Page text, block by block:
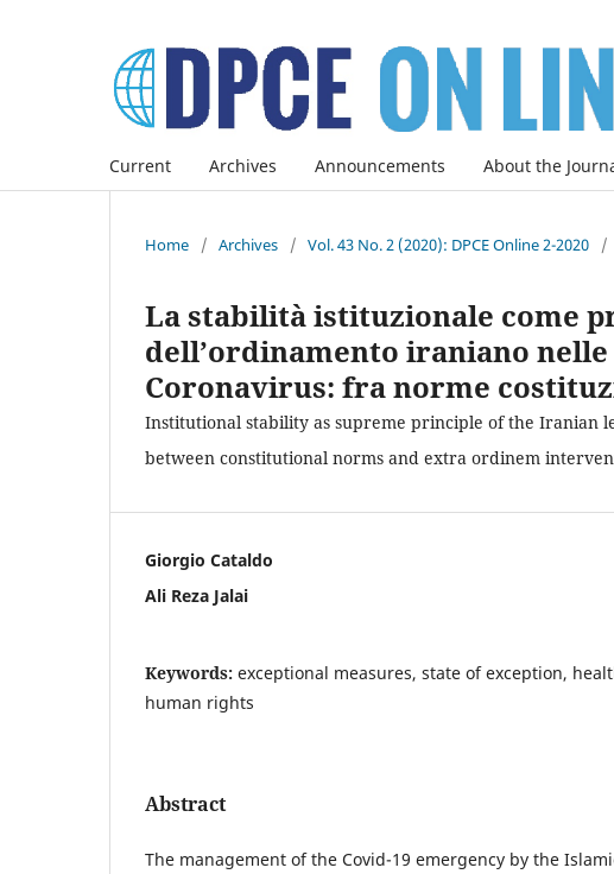
Current Archives Announcements About the
Home / Archives / Vol. 43 No. 2 (2020): DPCE Online 2-2020 /
La stabilità istituzionale come
dell’ordinamento iraniano
Coronavirus: fra norme
Institutional stability as supreme principle of the Iranian
between constitutional norms and extra ordinem
Giorgio Cataldo
Ali Reza Jalai
Keywords: exceptional measures, state of exception,
human rights
Abstract
The management of the Covid-19 emergency by the